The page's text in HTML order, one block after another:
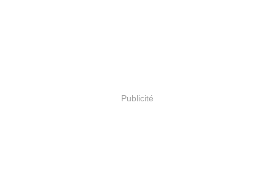
Publicité